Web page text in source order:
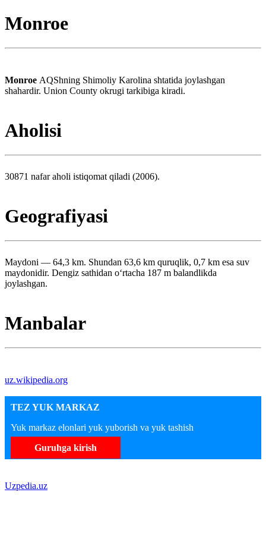
Monroe
Monroe AQShning Shimoliy Karolina shtatida joylashgan
shahardir. Union County okrugi tarkibiga kiradi.
Aholisi
30871 nafar aholi istiqomat qiladi (2006).
Geografiyasi
Maydoni — 64,3 km. Shundan 63,6 km quruqlik, 0,7 km esa suv
maydonidir. Dengiz sathidan oʻrtacha 187 m balandlikda
joylashgan.
Manbalar
uz.wikipedia.org
TEZ YUK MARKAZ
Yuk markaz elonlari yuk yuborish va yuk tashish
Guruhga kirish
Uzpedia.uz